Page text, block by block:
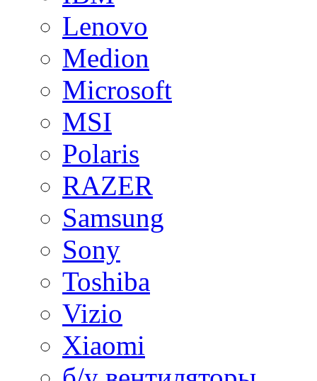
Lenovo
Medion
Microsoft
MSI
Polaris
RAZER
Samsung
Sony
Toshiba
Vizio
Xiaomi